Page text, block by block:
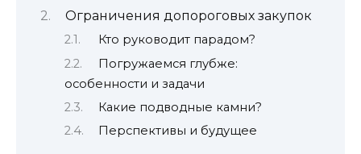
Ограничения допороговых закупок
Кто руководит парадом?
Погружаемся глубже:
особенности и задачи
Какие подводные камни?
Перспективы и будущее